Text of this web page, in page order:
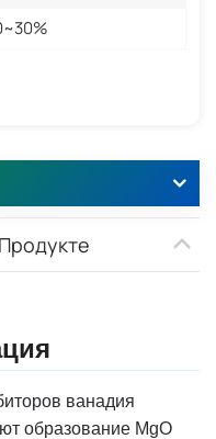
ванадия
образование MgO